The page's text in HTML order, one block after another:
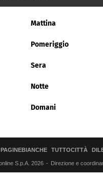
Mattina
Pomeriggio
Sera
Notte
Domani
PAGINEBIANCHE TUTTOCITTÀ
S.p.A. 2026 Direzione e